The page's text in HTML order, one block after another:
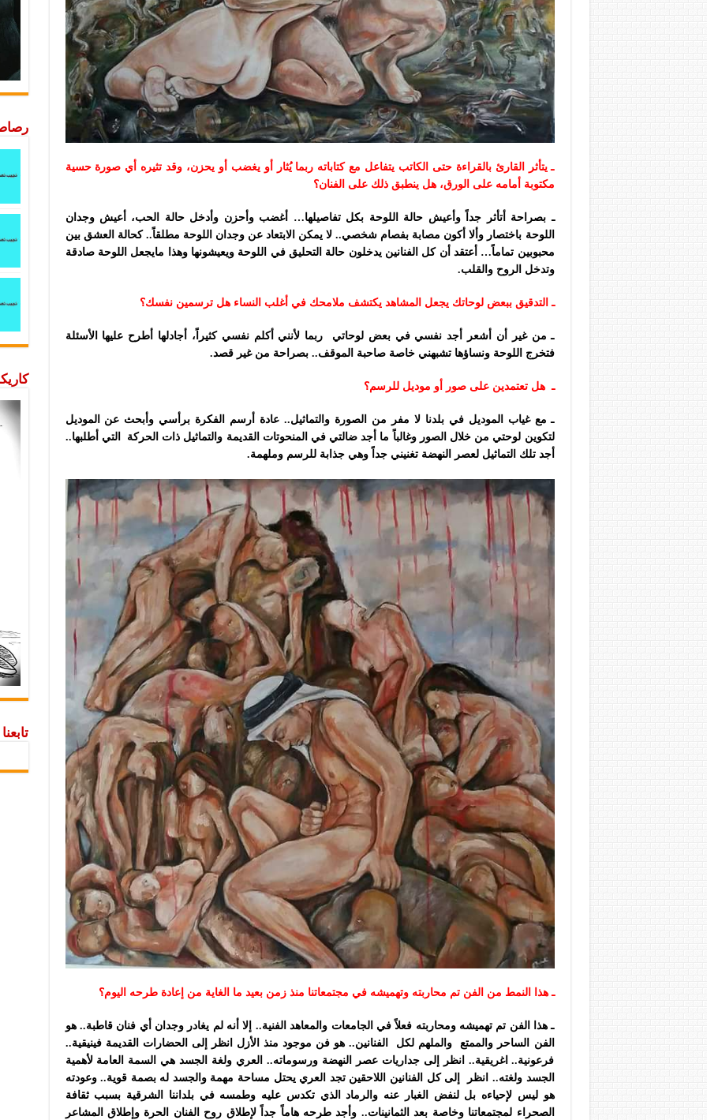
ـ يتأثر القارئ بالقراءة حتى الكاتب يتفاعل مع كتاباته ربما يُثار أو يغضب أو يحزن، وقد تثيره أي صورة حسية
مكتوبة أمامه على الورق، هل ينطبق ذلك على الفنان؟
ـ بصراحة أتأثر جداً وأعيش حالة اللوحة بكل تفاصيلها… أغضب وأحزن وأدخل حالة الحب، أعيش وجدان
اللوحة باختصار وألا أكون مصابة بفصام شخصي.. لا يمكن الابتعاد عن وجدان اللوحة مطلقاً.. كحالة العشق بين
محبوبين تماماً… أعتقد أن كل الفنانين يدخلون حالة التحليق في اللوحة ويعيشونها وهذا مايجعل اللوحة صادقة
وتدخل الروح والقلب.
ـ التدقيق ببعض لوحاتك يجعل المشاهد يكتشف ملامحك في أغلب النساء هل ترسمين نفسك؟
ـ من غير أن أشعر أجد نفسي في بعض لوحاتي ربما لأنني أكلم نفسي كثيراً، أجادلها أطرح عليها الأسئلة
فتخرج اللوحة ونساؤها تشبهني خاصة صاحبة الموقف.. بصراحة من غير قصد.
ـ هل تعتمدين على صور أو موديل للرسم؟
ـ مع غياب الموديل في بلدنا لا مفر من الصورة والتماثيل.. عادة أرسم الفكرة برأسي وأبحث عن الموديل
لتكوين لوحتي من خلال الصور وغالباً ما أجد ضالتي في المنحوتات القديمة والتماثيل ذات الحركة التي أطلبها..
أجد تلك التماثيل لعصر النهضة تغنيني جداً وهي جذابة للرسم وملهمة.
ـ هذا النمط من الفن تم محاربته وتهميشه في مجتمعاتنا منذ زمن بعيد ما الغاية من إعادة طرحه اليوم؟
ـ هذا الفن تم تهميشه ومحاربته فعلاً في الجامعات والمعاهد الفنية.. إلا أنه لم يغادر وجدان أي فنان قاطبة.. هو
الفن الساحر والممتع والملهم لكل الفنانين.. هو فن موجود منذ الأزل انظر إلى الحضارات القديمة فينيقية..
فرعونية.. اغريقية.. انظر إلى جداريات عصر النهضة ورسوماته.. العري ولغة الجسد هي السمة العامة لأهمية
الجسد ولغته.. انظر إلى كل الفنانين اللاحقين تجد العري يحتل مساحة مهمة والجسد له بصمة قوية.. وعودته
هو ليس لإحياءه بل لنفض الغبار عنه والرماد الذي تكدس عليه وطمسه في بلداننا الشرقية بسبب ثقافة
الصحراء لمجتمعاتنا وخاصة بعد الثمانينات.. وأجد طرحه هاماً جداً لإطلاق روح الفنان الحرة وإطلاق المشاعر